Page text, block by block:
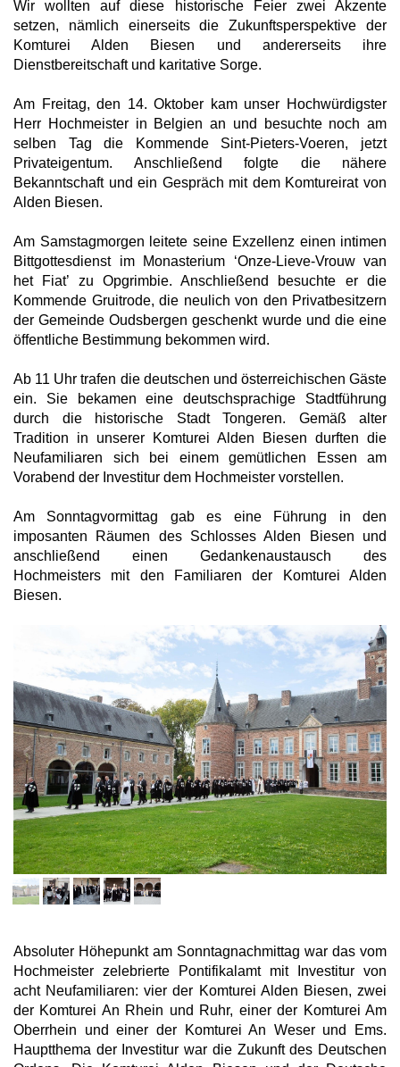
Wir wollten auf diese historische Feier zwei Akzente
setzen, nämlich einerseits die Zukunftsperspektive der
Komturei Alden Biesen und andererseits ihre
Dienstbereitschaft und karitative Sorge.
Am Freitag, den 14. Oktober kam unser Hochwürdigster
Herr Hochmeister in Belgien an und besuchte noch am
selben Tag die Kommende Sint-Pieters-Voeren, jetzt
Privateigentum. Anschließend folgte die nähere
Bekanntschaft und ein Gespräch mit dem Komtureirat von
Alden Biesen.
Am Samstagmorgen leitete seine Exzellenz einen intimen
Bittgottesdienst im Monasterium ‘Onze-Lieve-Vrouw van
het Fiat’ zu Opgrimbie. Anschließend besuchte er die
Kommende Gruitrode, die neulich von den Privatbesitzern
der Gemeinde Oudsbergen geschenkt wurde und die eine
öffentliche Bestimmung bekommen wird.
Ab 11 Uhr trafen die deutschen und österreichischen Gäste
ein. Sie bekamen eine deutschsprachige Stadtführung
durch die historische Stadt Tongeren. Gemäß alter
Tradition in unserer Komturei Alden Biesen durften die
Neufamiliaren sich bei einem gemütlichen Essen am
Vorabend der Investitur dem Hochmeister vorstellen.
Am Sonntagvormittag gab es eine Führung in den
imposanten Räumen des Schlosses Alden Biesen und
anschließend einen Gedankenaustausch des
Hochmeisters mit den Familiaren der Komturei Alden
Biesen.
Absoluter Höhepunkt am Sonntagnachmittag war das vom
Hochmeister zelebrierte Pontifikalamt mit Investitur von
acht Neufamiliaren: vier der Komturei Alden Biesen, zwei
der Komturei An Rhein und Ruhr, einer der Komturei Am
Oberrhein und einer der Komturei An Weser und Ems.
Hauptthema der Investitur war die Zukunft des Deutschen